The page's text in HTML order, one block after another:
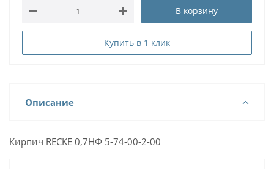
В корзину
Купить в 1 клик
Описание
Кирпич RECKE 0,7НФ 5-74-00-2-00